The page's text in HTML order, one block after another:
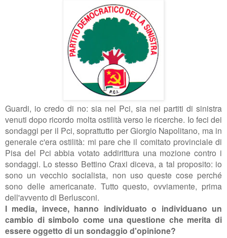
Guardi, io credo di no: sia nel Pci, sia nei partiti di sinistra
venuti dopo ricordo molta ostilità verso le ricerche. Io feci dei
sondaggi per il Pci, soprattutto per Giorgio Napolitano, ma in
generale c'era ostilità: mi pare che il comitato provinciale di
Pisa del Pci abbia votato addirittura una mozione contro i
sondaggi. Lo stesso Bettino Craxi diceva, a tal proposito: io
sono un vecchio socialista, non uso queste cose perché
sono delle americanate. Tutto questo, ovviamente, prima
dell'avvento di Berlusconi.
I media, invece, hanno individuato o individuano un
cambio di simbolo come una questione che merita di
essere oggetto di un sondaggio d'opinione?